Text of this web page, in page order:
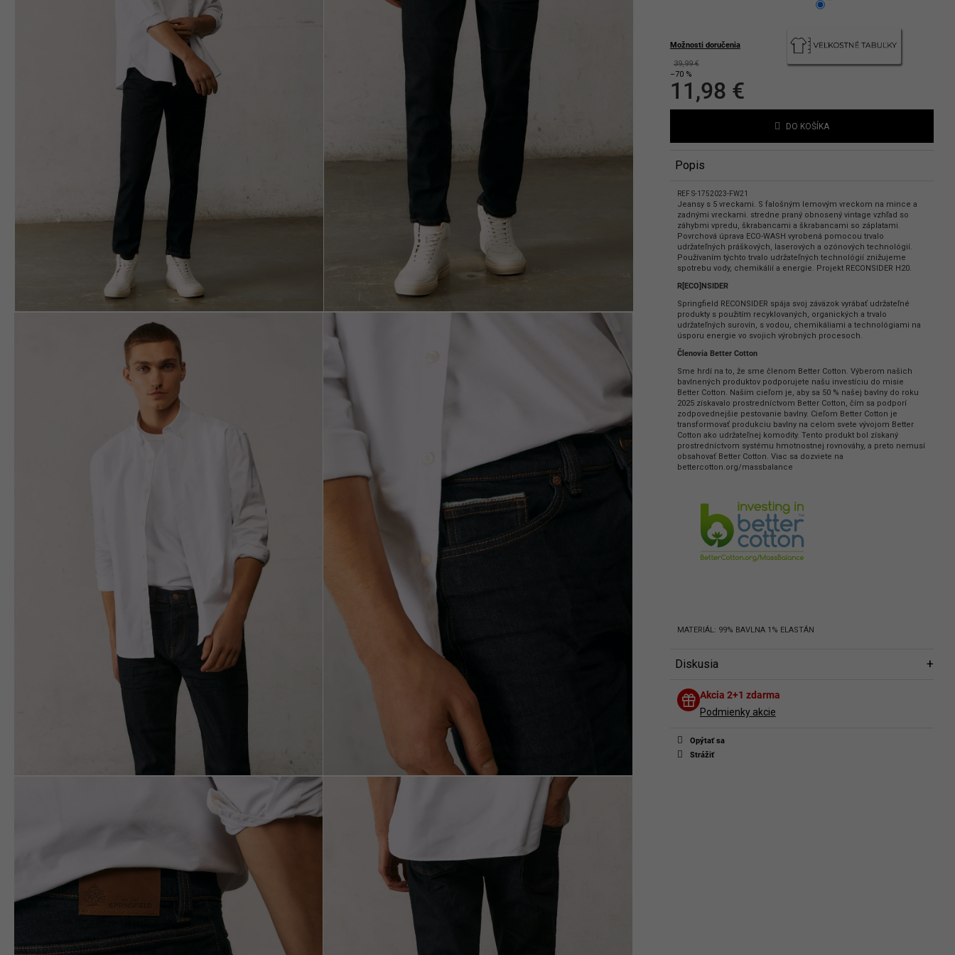
Možnosti doručenia
39,99 €
–70 %
11,98 €
DO KOŠÍKA
Akcia 2+1 zdarma
Podmienky akcie
Opýtať sa
Strážiť
Popis
REF S-1752023-FW21
Jeansy s 5 vreckami. S falošným lemovým vreckom na mince a
zadnými vreckami. stredne praný obnosený vintage vzhľad so
záhybmi vpredu, škrabancami a škrabancami so záplatami.
Povrchová úprava ECO-WASH vyrobená pomocou trvalo
udržateľných práškových, laserových a ozónových technológií.
Používaním týchto trvalo udržateľných technológií znižujeme
spotrebu vody, chemikálií a energie. Projekt RECONSIDER H20.
R[ECO]NSIDER
Springfield RECONSIDER spája svoj záväzok vyrábať udržateľné
produkty s použitím recyklovaných, organických a trvalo
udržateľných surovín, s vodou, chemikáliami a technológiami na
úsporu energie vo svojich výrobných procesoch.
Členovia Better Cotton
Sme hrdí na to, že sme členom Better Cotton. Výberom našich
bavlnených produktov podporujete našu investíciu do misie
Better Cotton. Naším cieľom je, aby sa 50 % našej bavlny do roku
2025 získavalo prostredníctvom Better Cotton, čím sa podporí
zodpovednejšie pestovanie bavlny. Cieľom Better Cotton je
transformovať produkciu bavlny na celom svete vývojom Better
Cotton ako udržateľnej komodity. Tento produkt bol získaný
prostredníctvom systému hmotnostnej rovnováhy, a preto nemusí
obsahovať Better Cotton. Viac sa dozviete na
bettercotton.org/massbalance
MATERIÁL: 99% BAVLNA 1% ELASTÁN
Diskusia
Diskusia
Buďte prvý, kto napíše príspevok k tejto položke.
prihláste saalebo sa